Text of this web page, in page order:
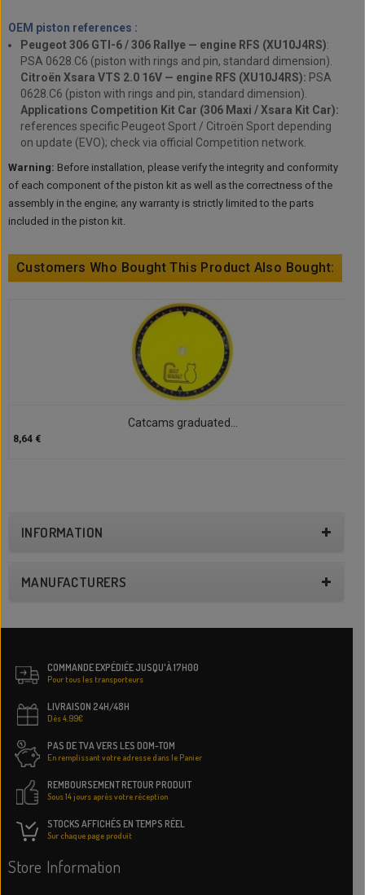
OEM piston references :
Peugeot 306 GTI-6 / 306 Rallye — engine RFS (XU10J4RS):
PSA 0628.C6 (piston with rings and pin, standard dimension).
Citroën Xsara VTS 2.0 16V — engine RFS (XU10J4RS): PSA
0628.C6 (piston with rings and pin, standard dimension).
Applications Competition Kit Car (306 Maxi / Xsara Kit Car):
references specific Peugeot Sport / Citroën Sport depending
on update (EVO); check via official Competition network.
Warning: Before installation, please verify the integrity and conformity
of each component of the piston kit as well as the correctness of the
assembly in the engine; any warranty is strictly limited to the parts
included in the piston kit.
Customers Who Bought This Product Also Bought:
Catcams graduated...
8,64 €
INFORMATION
MANUFACTURERS
COMMANDE EXPÉDIÉE JUSQU'À 17H00
Pour tous les transporteurs
LIVRAISON 24H/48H
Dès 4.99€
PAS DE TVA VERS LES DOM-TOM
En remplissant votre adresse dans le Panier
REMBOURSEMENT RETOUR PRODUIT
Sous 14 jours après votre réception
STOCKS AFFICHÉS EN TEMPS RÉEL
Sur chaque page produit
Store Information